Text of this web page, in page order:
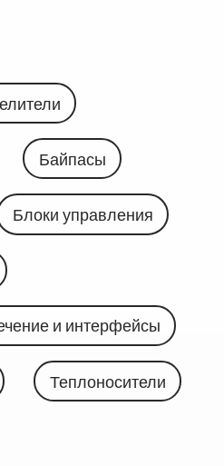
Байпасы
Блоки управления
и интерфейсы
Теплоносители